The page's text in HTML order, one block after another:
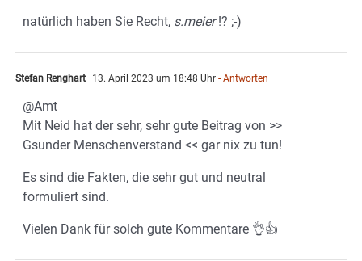
natürlich haben Sie Recht, s.meier!? ;-)
Stefan Renghart 13. April 2023 um 18:48 Uhr - Antworten
@Amt
Mit Neid hat der sehr, sehr gute Beitrag von >>
Gsunder Menschenverstand << gar nix zu tun!
Es sind die Fakten, die sehr gut und neutral
formuliert sind.
Vielen Dank für solch gute Kommentare 👌👍